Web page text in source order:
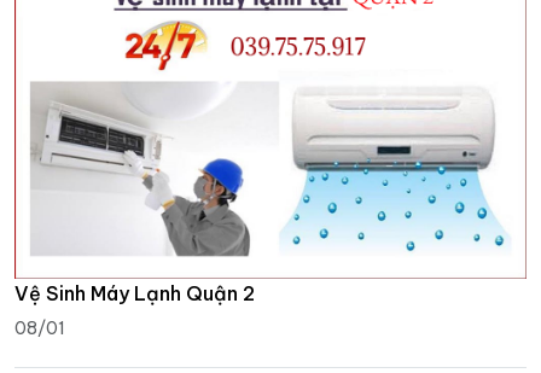
Vệ Sinh Máy Lạnh Quận 2
08/01